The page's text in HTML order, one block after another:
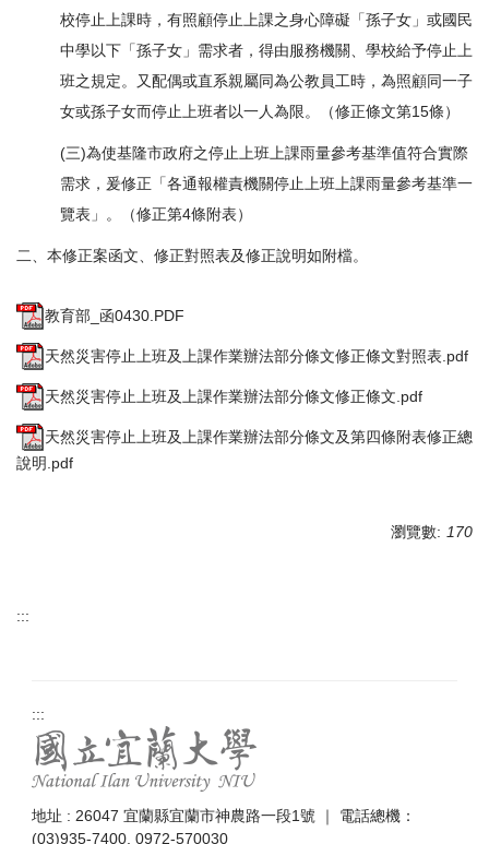
校停止上課時，有照顧停止上課之身心障礙「孫子女」或國民
中學以下「孫子女」需求者，得由服務機關、學校給予停止上
班之規定。又配偶或直系親屬同為公教員工時，為照顧同一子
女或孫子女而停止上班者以一人為限。（修正條文第15條）
(三)為使基隆市政府之停止上班上課雨量參考基準值符合實際
需求，爰修正「各通報權責機關停止上班上課雨量參考基準一
覽表」。（修正第4條附表）
二、本修正案函文、修正對照表及修正說明如附檔。
教育部_函0430.PDF
天然災害停止上班及上課作業辦法部分條文修正條文對照表.pdf
天然災害停止上班及上課作業辦法部分條文修正條文.pdf
天然災害停止上班及上課作業辦法部分條文及第四條附表修正總
說明.pdf
瀏覽數: 170
:::
:::
地址 : 26047 宜蘭縣宜蘭市神農路一段1號 ｜ 電話總機：
(03)935-7400, 0972-570030